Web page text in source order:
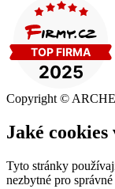
Copyright ©
Jaké cookies
Tyto stránky
nezbytné pro